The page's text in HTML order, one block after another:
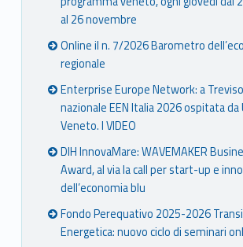
al 26 novembre
Online il n. 7/2026 Barometro
regionale
Enterprise Europe Network: a
nazionale EEN Italia 2026 ospitata
Veneto. I VIDEO
DIH InnovaMare: WAVEMAKER
Award, al via la call per start-up e
dell’economia blu
Fondo Perequativo 2025-2026
Energetica: nuovo ciclo di seminari